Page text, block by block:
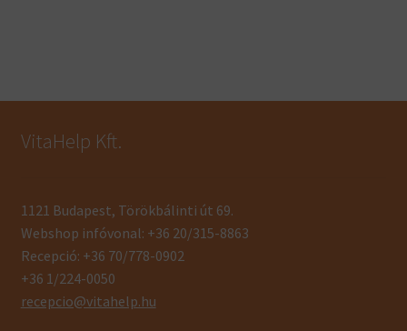
VitaHelp Kft.
1121 Budapest, Törökbálinti út 69.
Webshop infóvonal: +36 20/315-8863
Recepció: +36 70/778-0902
+36 1/224-0050
recepcio@vitahelp.hu